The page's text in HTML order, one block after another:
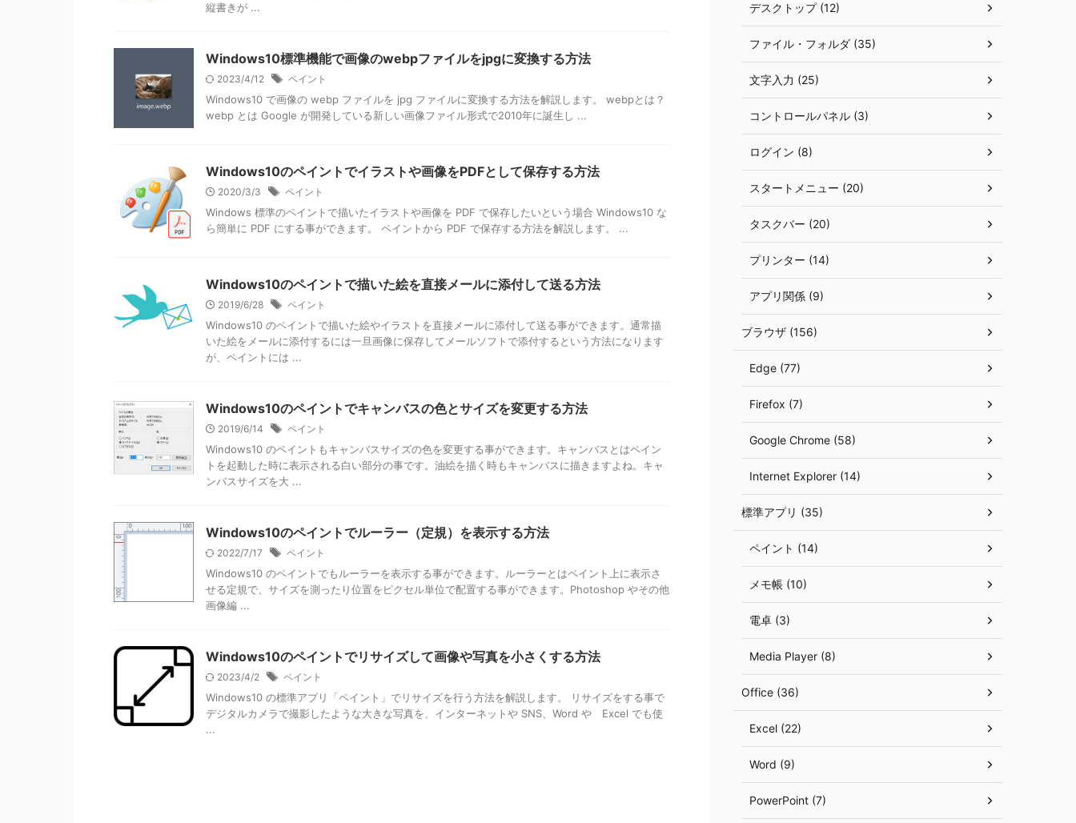
縦書きが ...
Windows10標準機能で画像のwebpファイルをjpgに変換する方法
2023/4/12 ペイント
Windows10 で画像の webp ファイルを jpg ファイルに変換する方法を解説します。 webpとは？
webp とは Google が開発している新しい画像ファイル形式で2010年に誕生し ...
Windows10のペイントでイラストや画像をPDFとして保存する方法
2020/3/3 ペイント
Windows 標準のペイントで描いたイラストや画像を PDF で保存したいという場合 Windows10 な
ら簡単に PDF にする事ができます。 ペイントから PDF で保存する方法を解説します。 ...
Windows10のペイントで描いた絵を直接メールに添付して送る方法
2019/6/28 ペイント
Windows10 のペイントで描いた絵やイラストを直接メールに添付して送る事ができます。通常描
いた絵をメールに添付するには一旦画像に保存してメールソフトで添付するという方法になります
が、ペイントには ...
Windows10のペイントでキャンバスの色とサイズを変更する方法
2019/6/14 ペイント
Windows10 のペイントもキャンバスサイズの色を変更する事ができます。キャンバスとはペイン
トを起動した時に表示される白い部分の事です。油絵を描く時もキャンバスに描きますよね。キャ
ンバスサイズを大 ...
Windows10のペイントでルーラー（定規）を表示する方法
2022/7/17 ペイント
Windows10 のペイントでもルーラーを表示する事ができます。ルーラーとはペイント上に表示さ
せる定規で、サイズを測ったり位置をピクセル単位で配置する事ができます。Photoshop やその他
画像編 ...
Windows10のペイントでリサイズして画像や写真を小さくする方法
2023/4/2 ペイント
Windows10 の標準アプリ「ペイント」でリサイズを行う方法を解説します。 リサイズをする事で
デジタルカメラで撮影したような大きな写真を、インターネットや SNS、Word や Excel でも使
...
デスクトップ (12)
ファイル・フォルダ (35)
文字入力 (25)
コントロールパネル (3)
ログイン (8)
スタートメニュー (20)
タスクバー (20)
プリンター (14)
アプリ関係 (9)
ブラウザ (156)
Edge (77)
Firefox (7)
Google Chrome (58)
Internet Explorer (14)
標準アプリ (35)
ペイント (14)
メモ帳 (10)
電卓 (3)
Media Player (8)
Office (36)
Excel (22)
Word (9)
PowerPoint (7)